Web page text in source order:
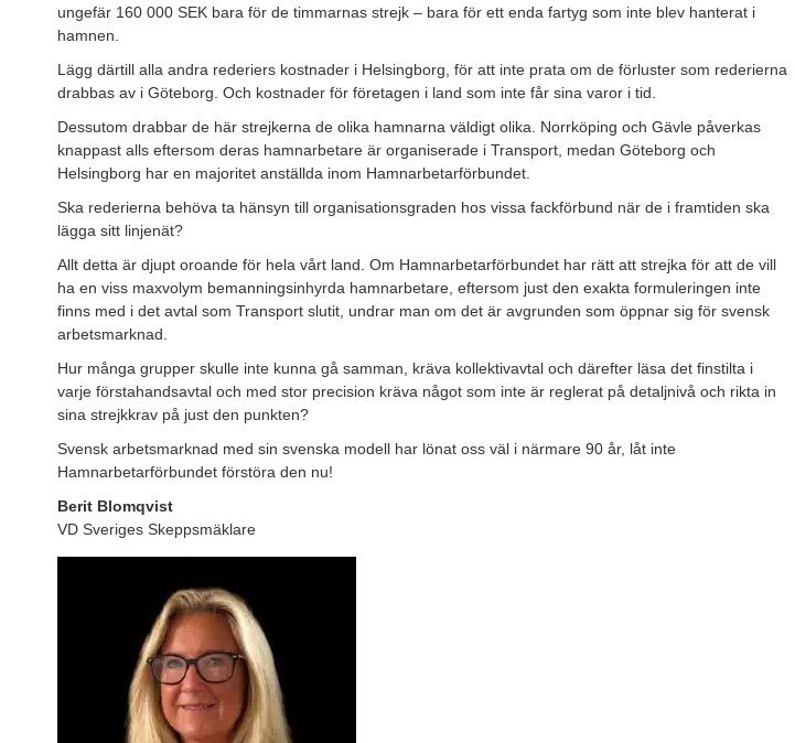
ungefär 160 000 SEK bara för de timmarnas strejk – bara för ett enda fartyg som inte blev hanterat i
hamnen.
Lägg därtill alla andra rederiers kostnader i Helsingborg, för att inte prata om de förluster som rederierna
drabbas av i Göteborg. Och kostnader för företagen i land som inte får sina varor i tid.
Dessutom drabbar de här strejkerna de olika hamnarna väldigt olika. Norrköping och Gävle påverkas
knappast alls eftersom deras hamnarbetare är organiserade i Transport, medan Göteborg och
Helsingborg har en majoritet anställda inom Hamnarbetarförbundet.
Ska rederierna behöva ta hänsyn till organisationsgraden hos vissa fackförbund när de i framtiden ska
lägga sitt linjenät?
Allt detta är djupt oroande för hela vårt land. Om Hamnarbetarförbundet har rätt att strejka för att de vill
ha en viss maxvolym bemanningsinhyrda hamnarbetare, eftersom just den exakta formuleringen inte
finns med i det avtal som Transport slutit, undrar man om det är avgrunden som öppnar sig för svensk
arbetsmarknad.
Hur många grupper skulle inte kunna gå samman, kräva kollektivavtal och därefter läsa det finstilta i
varje förstahandsavtal och med stor precision kräva något som inte är reglerat på detaljnivå och rikta in
sina strejkkrav på just den punkten?
Svensk arbetsmarknad med sin svenska modell har lönat oss väl i närmare 90 år, låt inte
Hamnarbetarförbundet förstöra den nu!
Berit Blomqvist
VD Sveriges Skeppsmäklare